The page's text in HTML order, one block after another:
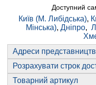
Доступний
Київ (М. Либідська),
Мінська), Дніпро,
Адреси представництв
Розрахувати строк
Товарний артикул